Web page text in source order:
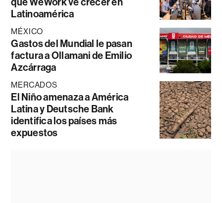
Latinoamérica
MÉXICO
Gastos del Mundial le pasan
factura a Ollamani de Emilio
Azcárraga
MERCADOS
El Niño amenaza a América
Latina y Deutsche Bank
identifica los países más
expuestos